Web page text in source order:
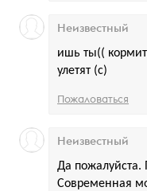
ишь ты((
улетят (с)
Неизвестный
Пожаловаться
Да пожалуйста.
Современная
Неизвестный